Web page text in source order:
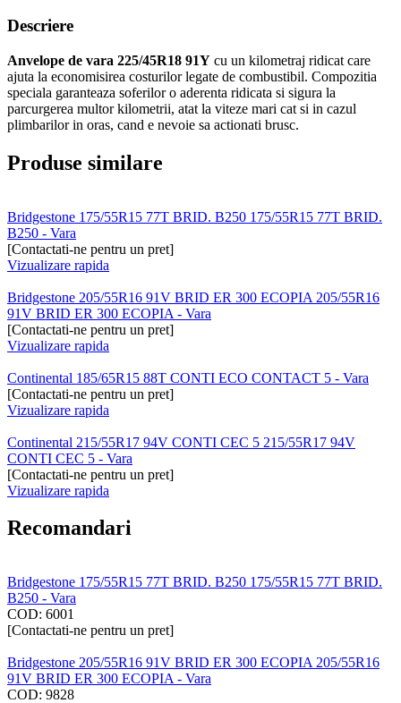
Descriere
Anvelope de vara 225/45R18 91Y cu un kilometraj ridicat care
ajuta la economisirea costurilor legate de combustibil. Compozitia
speciala garanteaza soferilor o aderenta ridicata si sigura la
parcurgerea multor kilometrii, atat la viteze mari cat si in cazul
plimbarilor in oras, cand e nevoie sa actionati brusc.
Produse similare
Bridgestone 175/55R15 77T BRID. B250 175/55R15 77T BRID.
B250 - Vara
[Contactati-ne pentru un pret]
Vizualizare rapida
Bridgestone 205/55R16 91V BRID ER 300 ECOPIA 205/55R16
91V BRID ER 300 ECOPIA - Vara
[Contactati-ne pentru un pret]
Vizualizare rapida
Continental 185/65R15 88T CONTI ECO CONTACT 5 - Vara
[Contactati-ne pentru un pret]
Vizualizare rapida
Continental 215/55R17 94V CONTI CEC 5 215/55R17 94V
CONTI CEC 5 - Vara
[Contactati-ne pentru un pret]
Vizualizare rapida
Recomandari
Bridgestone 175/55R15 77T BRID. B250 175/55R15 77T BRID.
B250 - Vara
COD: 6001
[Contactati-ne pentru un pret]
Bridgestone 205/55R16 91V BRID ER 300 ECOPIA 205/55R16
91V BRID ER 300 ECOPIA - Vara
COD: 9828